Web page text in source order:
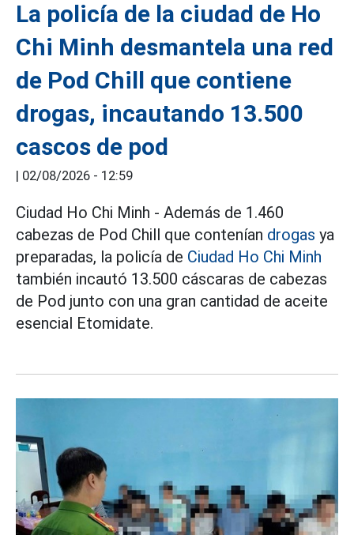
La policía de la ciudad de Ho
Chi Minh desmantela una red
de Pod Chill que contiene
drogas, incautando 13.500
cascos de pod
| 02/08/2026 - 12:59
Ciudad Ho Chi Minh - Además de 1.460
cabezas de Pod Chill que contenían drogas ya
preparadas, la policía de Ciudad Ho Chi Minh
también incautó 13.500 cáscaras de cabezas
de Pod junto con una gran cantidad de aceite
esencial Etomidate.